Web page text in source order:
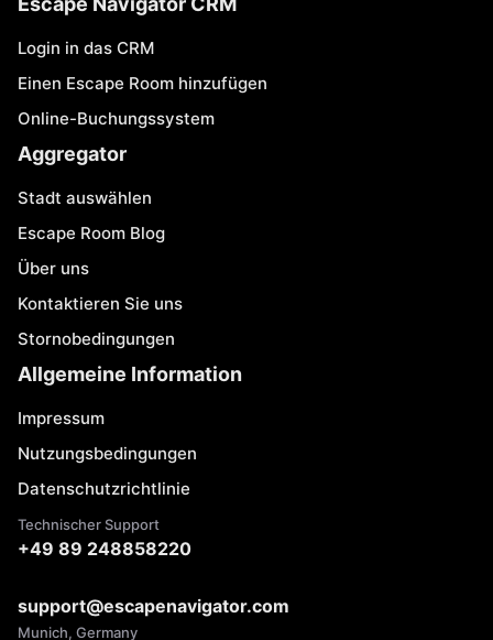
Login in das CRM
Einen Escape Room hinzufügen
Online-Buchungssystem
Aggregator
Stadt auswählen
Escape Room Blog
Über uns
Kontaktieren Sie uns
Stornobedingungen
Allgemeine Information
Impressum
Nutzungsbedingungen
Datenschutzrichtlinie
Technischer Support
+49 89 248858220
support@escapenavigator.com
Munich, Germany